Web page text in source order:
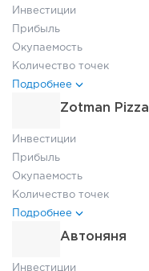
Инвестиции
Прибыль
Окупаемость
Количество точек
Подробнее
Zotman Pizza
Инвестиции
Прибыль
Окупаемость
Количество точек
Подробнее
Автоняня
Инвестиции